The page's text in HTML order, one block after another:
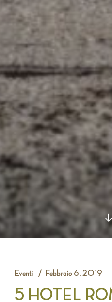
Eventi Febbraio 6, 2019
5 HOTEL